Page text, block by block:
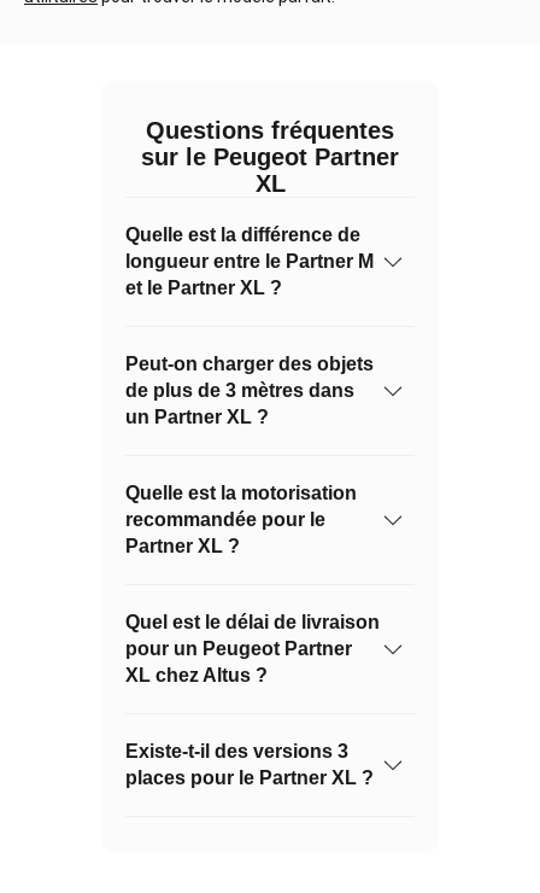
Questions fréquentes
sur le Peugeot Partner
XL
Quelle est la différence de
longueur entre le Partner M
et le Partner XL ?
Peut-on charger des objets
de plus de 3 mètres dans
un Partner XL ?
Quelle est la motorisation
recommandée pour le
Partner XL ?
Quel est le délai de livraison
pour un Peugeot Partner
XL chez Altus ?
Existe-t-il des versions 3
places pour le Partner XL ?